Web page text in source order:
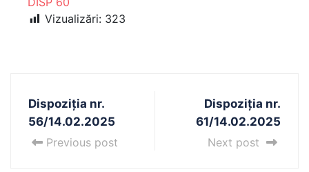
Vizualizări: 323
Dispoziția nr.
56/14.02.2025
Previous post
Dispoziția nr.
61/14.02.2025
Next post